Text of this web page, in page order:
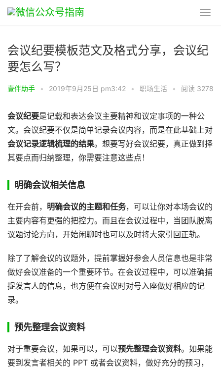
会议纪要模板范文及格式分享，会议纪
要怎么写？
壹伴助手 • 2019年9月25日 pm3:42 • 职场生活 • 阅读 3278
会议纪要是记载和表达会议主要精神和议定事项的一种公
文。会议纪要不仅是简单记录会议内容，而是在此基础上对
会议记录逻辑梳理的结果。想要写好会议纪要，真正做到择
其要点而归纳整理，你需要注意这些点！
明确会议相关信息
在开会前， 明确会议的主题和任务，可以让你对本场会议的
主要内容有更强的把控力。而且在会议过程中，当团队脱离
议题讨论方向，开始闲聊时也可以及时将大家引回正轨。
除了了解会议的议题外，提前掌握好参会人员信息也是非常
做好会议准备的一个重要环节。在会议过程中，可以准确捕
捉发言人的信息，也方便在会议时对号入座做好相应的记
录。
预先整理会议资料
对于重要会议，如果可以，可以预先整理会议资料。如果能
要到发言者相关的 PPT 或者会议资料，做好充分的预习，